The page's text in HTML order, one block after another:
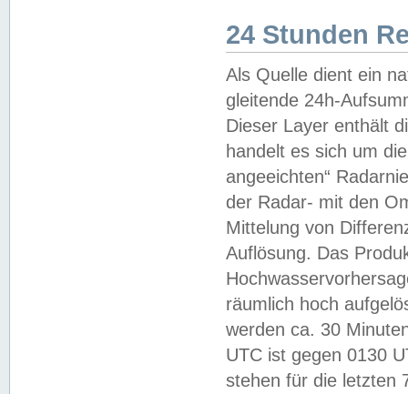
24 Stunden
Als Quelle dient ein
gleitende 24h-
Dieser Layer enthält
handelt es sich um
angeeichten“
der Radar- mit den
Mittelung von
Auflösung. Das
räumlich hoch
werden ca. 30
UTC ist gegen 0130
stehen für die letzten